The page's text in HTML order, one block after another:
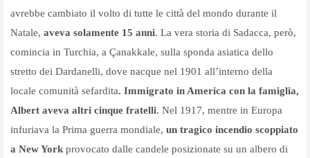
avrebbe cambiato il volto di tutte le città del mondo durante il
Natale, aveva solamente 15 anni. La vera storia di Sadacca, però,
comincia in Turchia, a Çanakkale, sulla sponda asiatica dello
stretto dei Dardanelli, dove nacque nel 1901 all’interno della
locale comunità sefardita. Immigrato in America con la famiglia,
Albert aveva altri cinque fratelli. Nel 1917, mentre in Europa
infuriava la Prima guerra mondiale, un tragico incendio scoppiato
a New York provocato dalle candele posizionate su un albero di